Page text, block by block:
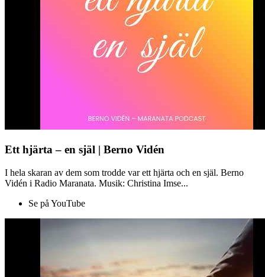
Ett hjärta – en själ | Berno Vidén
I hela skaran av dem som trodde var ett hjärta och en själ. Berno
Vidén i Radio Maranata. Musik: Christina Imse...
Se på YouTube